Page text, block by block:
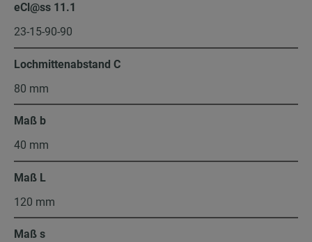
eCl@ss 11.1
23-15-90-90
Lochmittenabstand C
80 mm
Maß b
40 mm
Maß L
120 mm
Maß s